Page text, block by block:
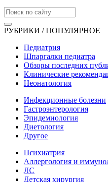
РУБРИКИ / ПОПУЛЯРНОЕ
Педиатрия
Шпаргалки педиатра
Обзоры последних
Клинические
Неонатология
Инфекционные болезни
Гастроэнтерология
Эпидемиология
Диетология
Другое
Психиатрия
Аллергология и
ЛС
Детская хирургия